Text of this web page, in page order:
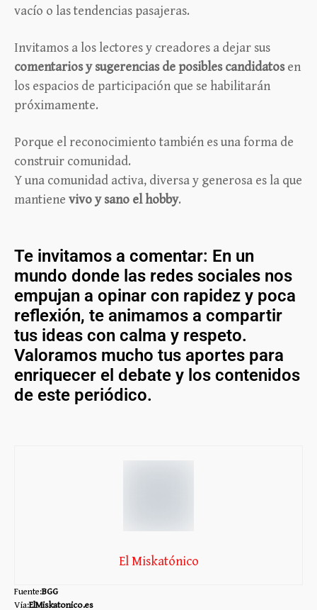
vacío o las tendencias pasajeras.
Invitamos a los lectores y creadores a dejar sus
comentarios y sugerencias de posibles candidatosen
los espacios de participación que se habilitarán
próximamente.
Porque el reconocimiento también es una forma de
construir comunidad.
Y una comunidad activa, diversa y generosa es la que
mantiene vivo y sano el hobby.
Te invitamos a comentar: En un
mundo donde las redes sociales nos
empujan a opinar con rapidez y poca
reflexión, te animamos a compartir
tus ideas con calma y respeto.
Valoramos mucho tus aportes para
enriquecer el debate y los contenidos
de este periódico.
El Miskatónico
Fuente:BGG
Via:ElMiskatonico.es